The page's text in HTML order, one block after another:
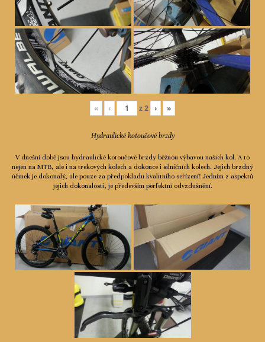
« ‹ z2 › »
Hydraulické kotoučové brzdy
V dnešní době jsou hydraulické kotoučové brzdy běžnou výbavou našich kol. A to
nejen na MTB, ale i na trekových kolech a dokonce i silničních kolech. Jejich brzdný
účinek je dokonalý, ale pouze za předpokladu kvalitního seřízení! Jedním z aspektů
jejich dokonalosti, je především perfektní odvzdušnění.